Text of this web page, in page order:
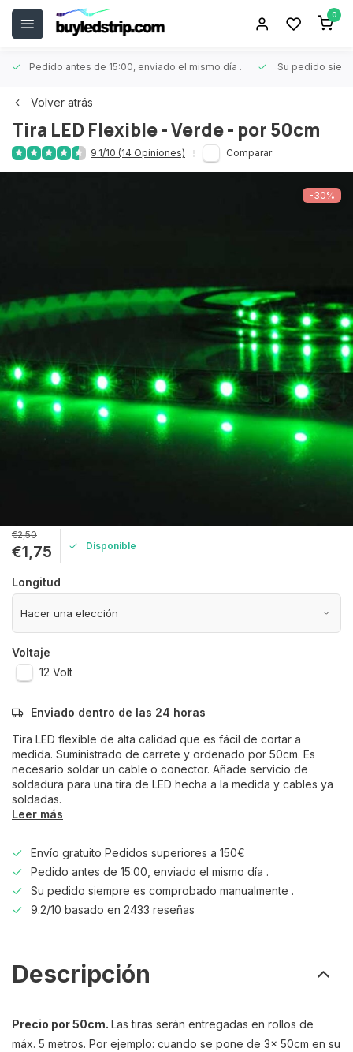
0
Pedido antes de 15:00, enviado el mismo día . Su pedido
Volver atrás
Tira LED Flexible - Verde - por 50cm
9.1/10 (14 Opiniones) Comparar
-30%
€2,50
€1,75 Disponible
Longitud
Voltaje
12 Volt
Enviado dentro de las 24 horas
Tira LED flexible de alta calidad que es fácil de cortar a
medida. Suministrado de carrete y ordenado por 50cm. Es
necesario soldar un cable o conector. Añade servicio de
soldadura para una tira de LED hecha a la medida y cables ya
soldadas.
Leer más
Envío gratuito Pedidos superiores a 150€
Pedido antes de 15:00, enviado el mismo día .
Su pedido siempre es comprobado manualmente .
9.2/10 basado en 2433 reseñas
Descripción
Precio por 50cm. Las tiras serán entregadas en rollos de
máx. 5 metros. Por ejemplo: cuando se pone de 3x 50cm en su